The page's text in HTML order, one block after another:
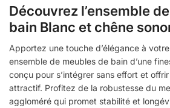
Découvrez l’ensemble
bain Blanc et chêne
Apportez une touche d’élégance à
ensemble de meubles de bain d’une
conçu pour s’intégrer sans effort et
attractif. Profitez de la robustesse du
aggloméré qui promet stabilité et